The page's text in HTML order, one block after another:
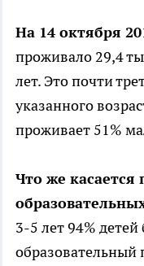
На 14 октября
проживало 29,4
лет. Это почти
указанного
проживает 51%
Что же
3-5 лет 94%
образовательный